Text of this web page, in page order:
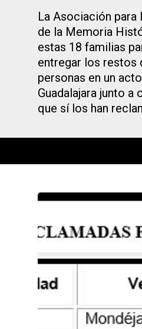
La Asociación para
de la Memoria
estas 18 familias
entregar los restos
personas en un
Guadalajara junto a
que sí los han